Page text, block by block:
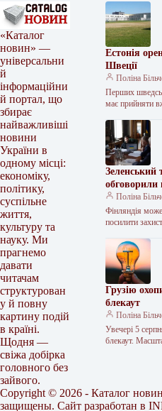
«Каталог
новин» —
універсальни
й
інформаційни
й портал, що
збирає
найважливіші
новини
України в
одному місці:
економіку,
політику,
суспільне
життя,
культуру та
науку. Ми
прагнемо
давати
читачам
структурован
у й повну
картину подій
в країні.
Щодня —
свіжа добірка
головного без
зайвого.
Естонія
Швеції
Поліна
Перших
має прийняти
меморандум про
в’язниці.
Зеленський
обговорили
постачання
Поліна
Фінляндія
посилити
content/
alt="Зеленський
президентом
Грузію
блекаут
Поліна
Увечері 5
блекаут.
Copyright © 2026 - Каталог
защищены. Сайт разработан в